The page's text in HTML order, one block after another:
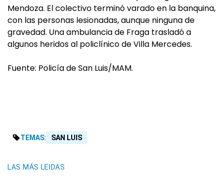
Mendoza. El colectivo terminó varado en la banquina,
con las personas lesionadas, aunque ninguna de
gravedad. Una ambulancia de Fraga trasladó a
algunos heridos al policlínico de Villa Mercedes.
Fuente: Policía de San Luis/MAM.
TEMAS: SAN LUIS
LAS MÁS LEIDAS